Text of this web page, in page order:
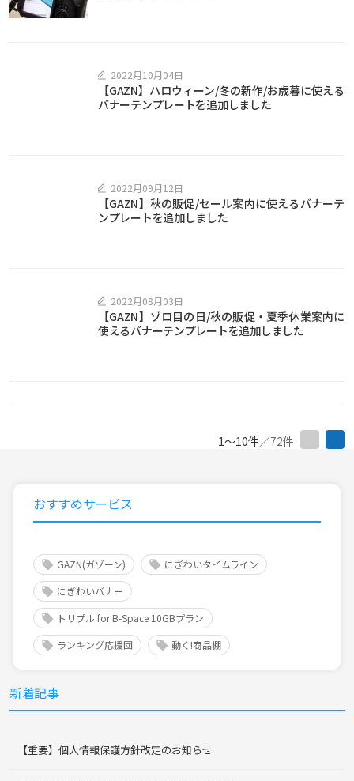
2022月10月04日
【GAZN】ハロウィーン/冬の新作/お歳暮に使える
バナーテンプレートを追加しました
2022月09月12日
【GAZN】秋の販促/セール案内に使えるバナーテ
ンプレートを追加しました
2022月08月03日
【GAZN】ゾロ目の日/秋の販促・夏季休業案内に
使えるバナーテンプレートを追加しました
1〜10件／72件
おすすめサービス
GAZN(ガゾーン)
にぎわいタイムライン
にぎわいバナー
トリプル for B-Space 10GBプラン
ランキング応援団
動く!商品棚
新着記事
【重要】個人情報保護方針改定のお知らせ